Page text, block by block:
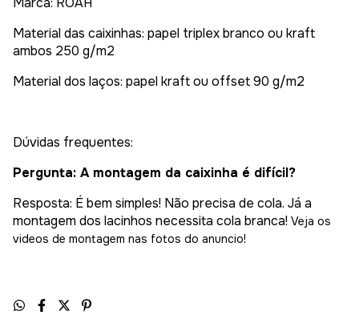
Material das caixinhas: papel triplex branco ou kraft
ambos 250 g/m2
Material dos laços: papel kraft ou offset 90 g/m2
Dúvidas frequentes:
Pergunta: A montagem da caixinha é difícil?
Resposta: É bem simples! Não precisa de cola. Já a
montagem dos lacinhos necessita cola branca! Veja os
videos de montagem nas fotos do anuncio!